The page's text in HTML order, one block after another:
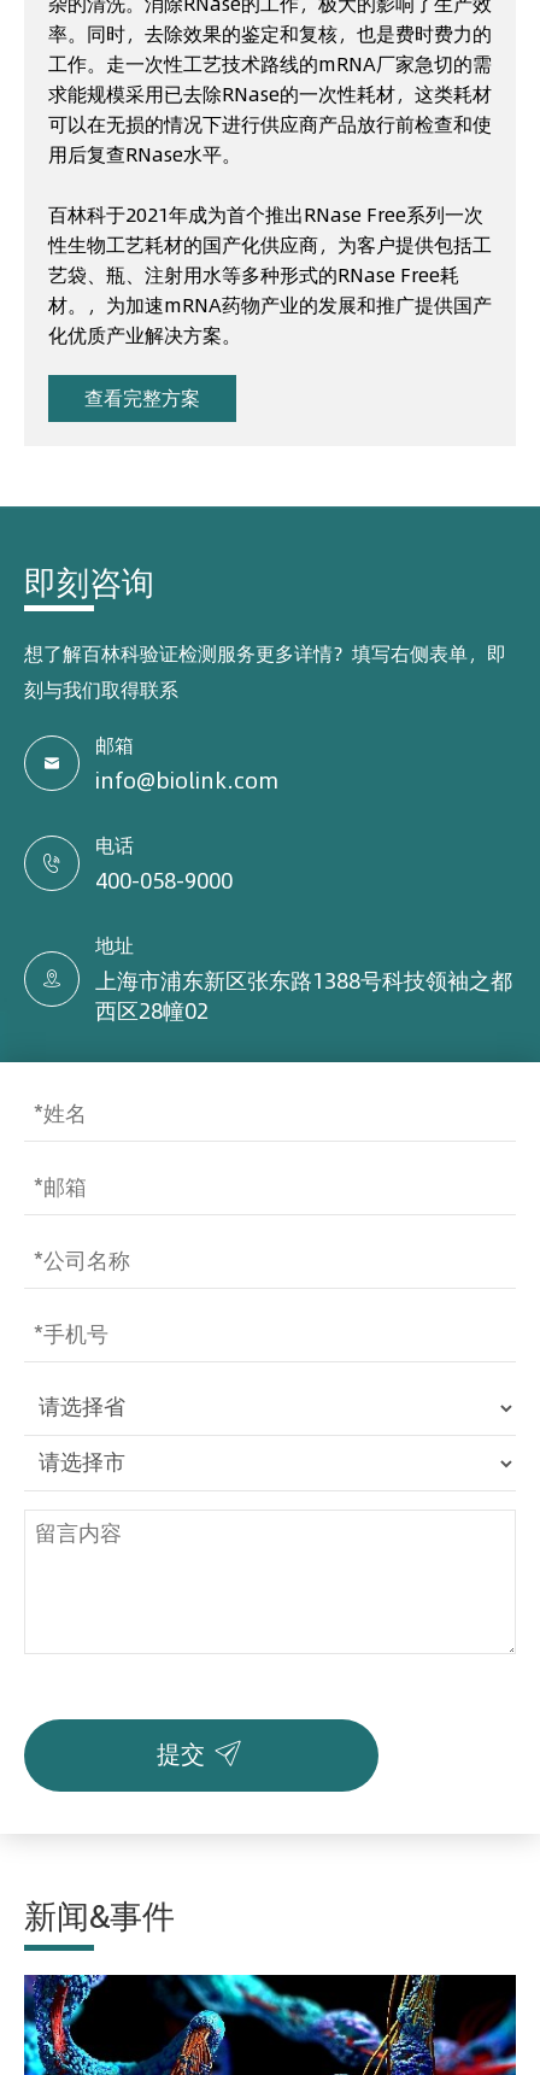
率。同时，去除效果的鉴定和复核，也是费时费力的
工作。走一次性工艺技术路线的mRNA厂家急切的需
求能规模采用已去除RNase的一次性耗材，这类耗材
可以在无损的情况下进行供应商产品放行前检查和使
用后复查RNase水平。
百林科于2021年成为首个推出RNase Free系列一次
性生物工艺耗材的国产化供应商，为客户提供包括工
艺袋、瓶、注射用水等多种形式的RNase Free耗
材。，为加速mRNA药物产业的发展和推广提供国产
化优质产业解决方案。
查看完整方案
即刻咨询
想了解百林科验证检测服务更多详情？填写右侧表单，即
刻与我们取得联系

邮箱
info@biolink.com

电话
400-058-9000

地址
上海市浦东新区张东路1388号科技领袖之都
西区28幢02
提交 
新闻&事件